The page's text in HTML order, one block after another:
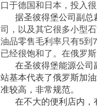
口于德国和日本，投入
据圣彼得堡公司副总
司，以及其它很多小型
油品零售毛利率只有5到
已经很饱和了。在俄罗
在圣彼得堡能源公司
站基本代表了俄罗斯加
准较高，非常规范。
在不大的便利店内，